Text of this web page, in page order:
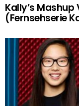
Kally’s
(Fernsehserie